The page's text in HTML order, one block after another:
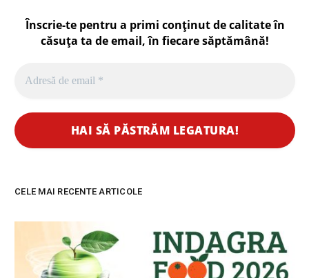
Înscrie-te pentru a primi conținut de calitate în
căsuța ta de email, în fiecaresăptămână!
CELE MAI RECENTE ARTICOLE